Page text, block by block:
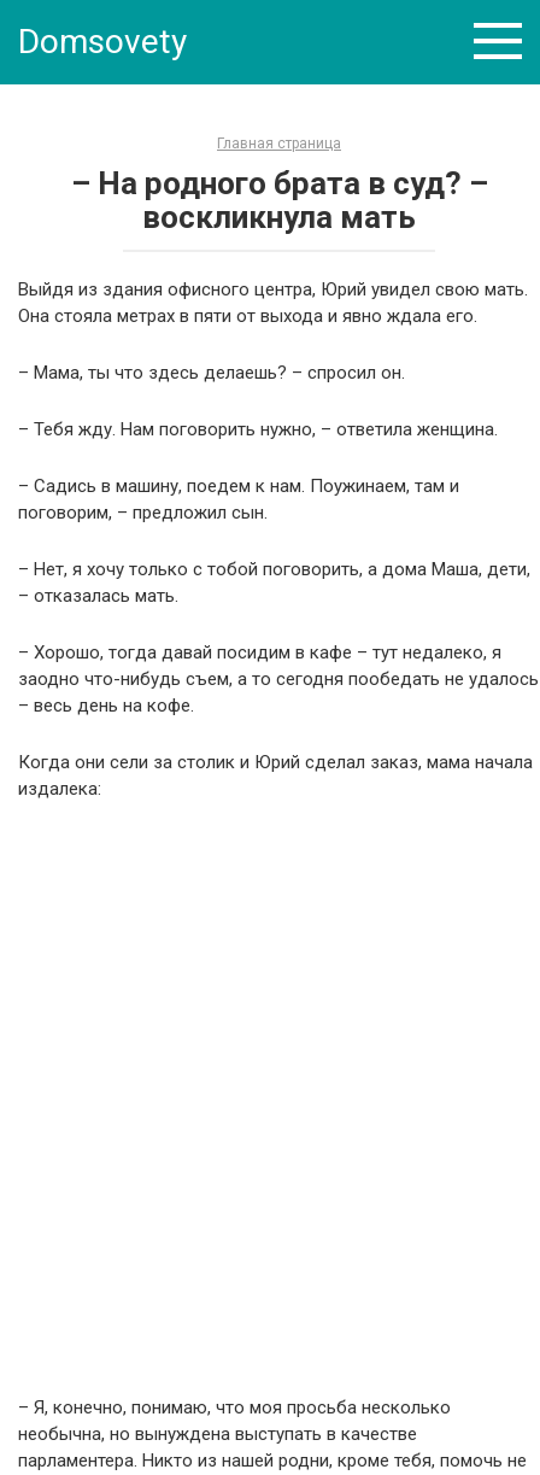
Domsovety
Главная страница
– На родного брата в суд? –
воскликнула мать
Выйдя из здания офисного центра, Юрий увидел свою мать.
Она стояла метрах в пяти от выхода и явно ждала его.
– Мама, ты что здесь делаешь? – спросил он.
– Тебя жду. Нам поговорить нужно, – ответила женщина.
– Садись в машину, поедем к нам. Поужинаем, там и
поговорим, – предложил сын.
– Нет, я хочу только с тобой поговорить, а дома Маша, дети,
– отказалась мать.
– Хорошо, тогда давай посидим в кафе – тут недалеко, я
заодно что-нибудь съем, а то сегодня пообедать не удалось
– весь день на кофе.
Когда они сели за столик и Юрий сделал заказ, мама начала
издалека:
– Я, конечно, понимаю, что моя просьба несколько
необычна, но вынуждена выступать в качестве
парламентера. Никто из нашей родни, кроме тебя, помочь не